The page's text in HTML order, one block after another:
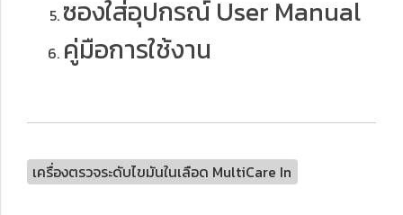
ซองใส่อุปกรณ์ User Manual
คู่มือการใช้งาน
เครื่องตรวจระดับไขมันในเลือด MultiCare In